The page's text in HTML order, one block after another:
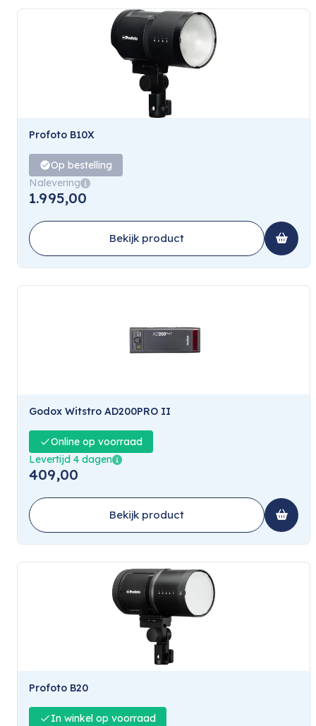
Profoto B10X
Op bestelling
Nalevering
1.995,00
Bekijk product
Godox Witstro AD200PRO II
Online op voorraad
Levertijd 4 dagen
409,00
Bekijk product
Profoto B20
In winkel op voorraad